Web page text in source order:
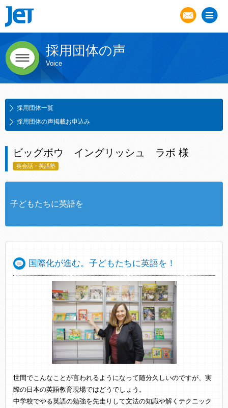
採用団体の声
Voice
採用団体一覧
採用団体の声掲載お申込み
ビッグボウ イングリッシュ ラボ 様
英会話・英語塾
子どもたちに英語を
国際化が進む。子どもたちに英語を！
世間でこんなことが言われるようになって随分久しいのですが、実
際の日本の英語教育現場ではどうでしょう。
中学校でやる英語の勉強を先走りして文法の知識や解くテクニック